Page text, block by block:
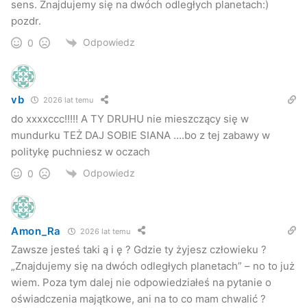
sens. Znajdujemy się na dwóch odległych planetach:)
pozdr.
0 Odpowiedz
vb 2026 lat temu
do xxxxccc!!!!! A TY DRUHU nie mieszczący się w
mundurku TEŻ DAJ SOBIE SIANA ….bo z tej zabawy w
politykę puchniesz w oczach
0 Odpowiedz
Amon_Ra 2026 lat temu
Zawsze jesteś taki ą i ę ? Gdzie ty żyjesz człowieku ?
„Znajdujemy się na dwóch odległych planetach” – no to już
wiem. Poza tym dalej nie odpowiedziałeś na pytanie o
oświadczenia majątkowe, ani na to co mam chwalić ?